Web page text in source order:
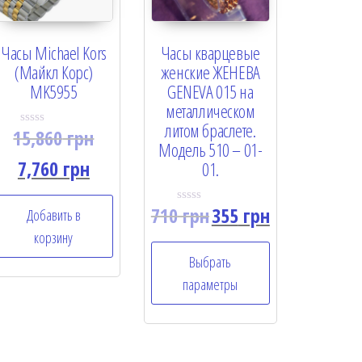
Часы Michael Kors
(Майкл Корс)
MK5955
R
a
t
e
d
0
f
15,860грн
7,760грн
Добавить в
корзину
Часы кварцевые
женские ЖЕНЕВА
GENEVA 015 на
металлическом
литом браслете.
Модель 510 – 01-
01.
R
a
o
710грн355грн
Выбрать
параметры